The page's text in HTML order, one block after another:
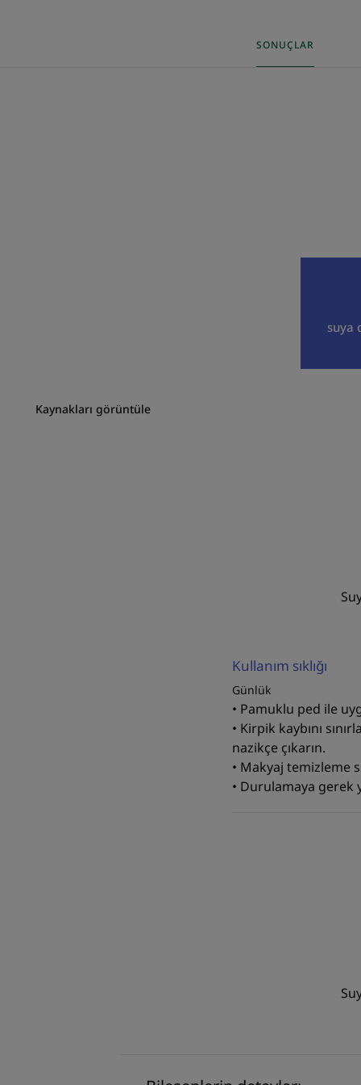
SONUÇLAR
suya
Kaynakları görüntüle
Kullanım sıklığı
Günlük
• Pamuklu ped ile
• Kirpik kaybını
nazikçe çıkarın.
• Makyaj temizleme
• Durulamaya gerek